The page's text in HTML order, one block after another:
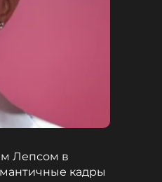
Лепсом в
кадры